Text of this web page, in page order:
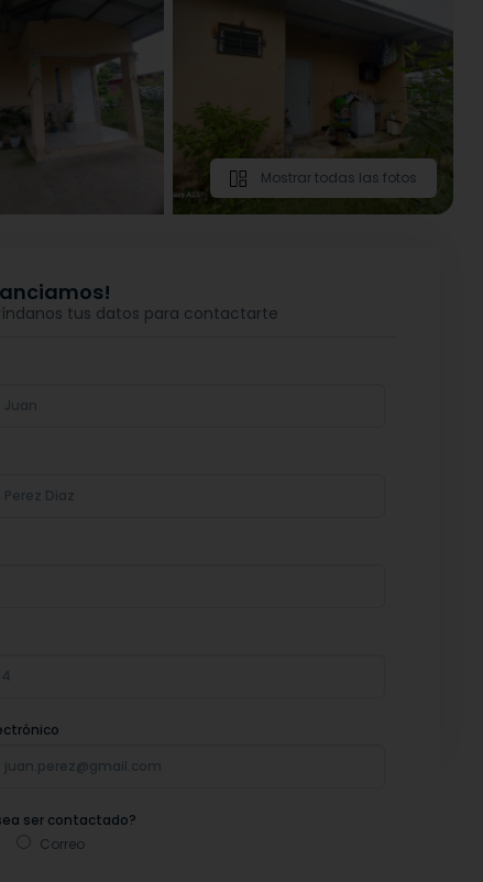
Mostrar todas las fotos
tus datos para contactarte
ser contactado?
Correo